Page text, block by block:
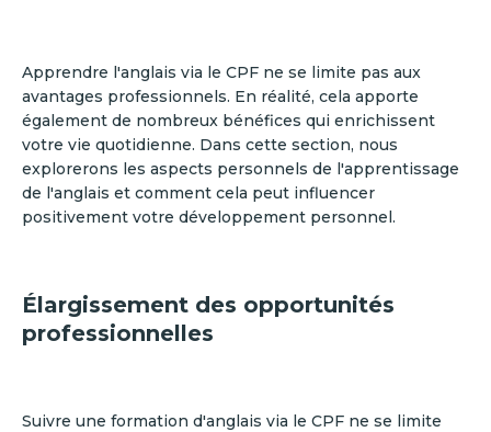
Apprendre l'anglais via le CPF ne se limite pas aux
avantages professionnels. En réalité, cela apporte
également de nombreux bénéfices qui enrichissent
votre vie quotidienne. Dans cette section, nous
explorerons les aspects personnels de l'apprentissage
de l'anglais et comment cela peut influencer
positivement votre développement personnel.
Élargissement des opportunités
professionnelles
Suivre une formation d'anglais via le CPF ne se limite